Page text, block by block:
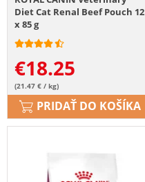
Diet Cat Renal Beef Pouch 12
x 85 g
€18.25
(21.47 € / kg)
PRIDAŤ DO KOŠÍKA